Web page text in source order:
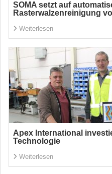
SOMA setzt auf
Rasterwalzenreinigung
Weiterlesen
Apex International
Technologie
Weiterlesen